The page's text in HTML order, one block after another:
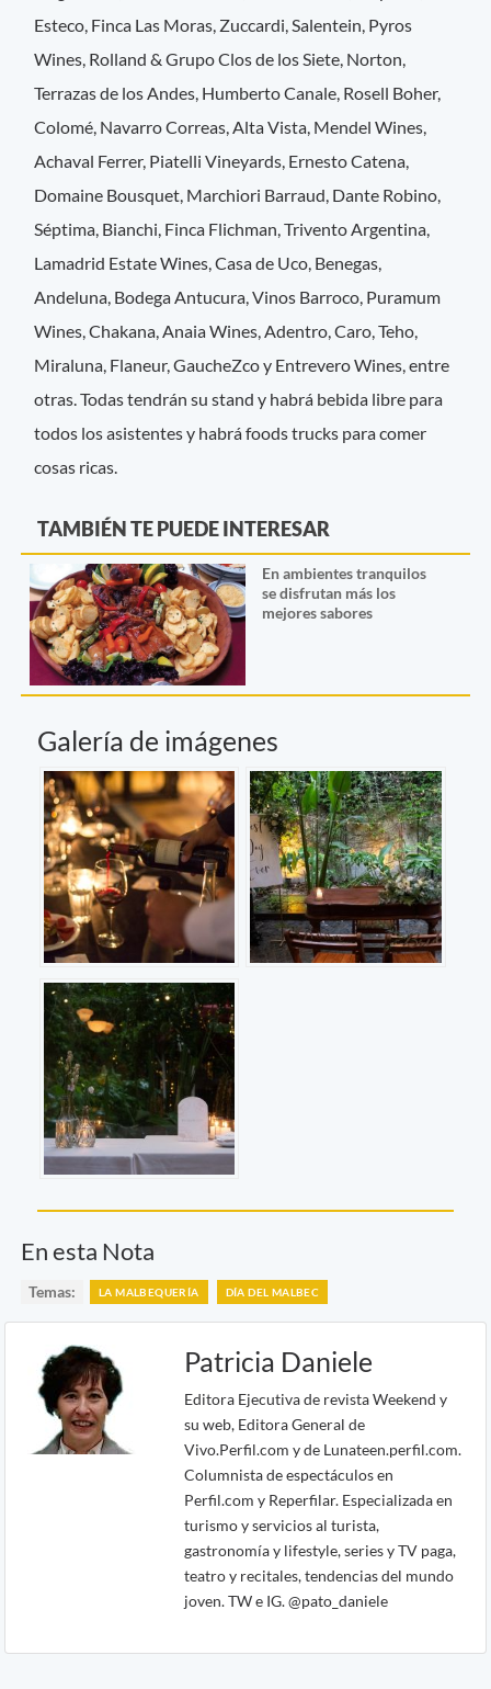
Esteco, Finca Las Moras, Zuccardi, Salentein, Pyros
Wines, Rolland & Grupo Clos de los Siete, Norton,
Terrazas de los Andes, Humberto Canale, Rosell Boher,
Colomé, Navarro Correas, Alta Vista, Mendel Wines,
Achaval Ferrer, Piatelli Vineyards, Ernesto Catena,
Domaine Bousquet, Marchiori Barraud, Dante Robino,
Séptima, Bianchi, Finca Flichman, Trivento Argentina,
Lamadrid Estate Wines, Casa de Uco, Benegas,
Andeluna, Bodega Antucura, Vinos Barroco, Puramum
Wines, Chakana, Anaia Wines, Adentro, Caro, Teho,
Miraluna, Flaneur, GaucheZco y Entrevero Wines, entre
otras. Todas tendrán su stand y habrá bebida libre para
todos los asistentes y habrá foods trucks para comer
cosas ricas.
TAMBIÉN TE PUEDE INTERESAR
En ambientes tranquilos
se disfrutan más los
mejores sabores
Galería de imágenes
En esta Nota
Temas: LA MALBEQUERÍA DÍA DEL MALBEC
Patricia Daniele
Editora Ejecutiva de revista Weekend y
su web, Editora General de
Vivo.Perfil.com y de Lunateen.perfil.com.
Columnista de espectáculos en
Perfil.com y Reperfilar. Especializada en
turismo y servicios al turista,
gastronomía y lifestyle, series y TV paga,
teatro y recitales, tendencias del mundo
joven. TW e IG. @pato_daniele